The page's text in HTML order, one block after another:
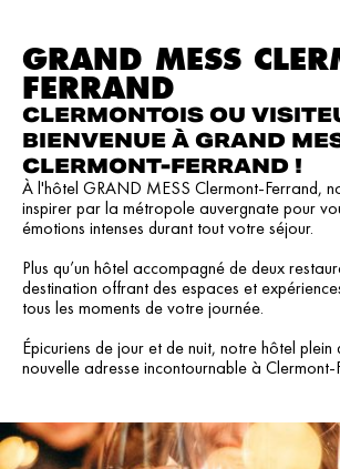
GRAND MESS
FERRAND
CLERMONTOIS OU
BIENVENUE À GRAND
CLERMONT-FERRAND !
À l'hôtel GRAND MESS Clermont-Ferrand,
inspirer par la métropole auvergnate pour
émotions intenses durant tout votre séjour.
Plus qu’un hôtel accompagné de deux
destination offrant des espaces et
tous les moments de votre journée.
Épicuriens de jour et de nuit, notre hôtel
nouvelle adresse incontournable à Clermont-